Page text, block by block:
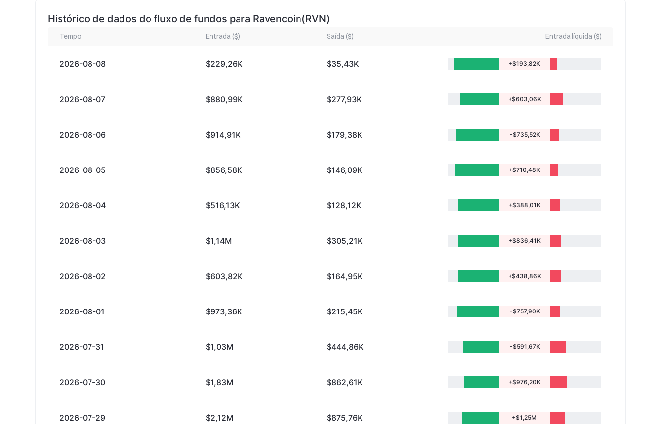
Histórico de dados do fluxo de fundos para Ravencoin(RVN)
Tempo Entrada ($) Saída ($) Entrada líquida ($)
2026-08-08 $229,26K $35,43K +$193,82K
2026-08-07 $880,99K $277,93K +$603,06K
2026-08-06 $914,91K $179,38K +$735,52K
2026-08-05 $856,58K $146,09K +$710,48K
2026-08-04 $516,13K $128,12K +$388,01K
2026-08-03 $1,14M $305,21K +$836,41K
2026-08-02 $603,82K $164,95K +$438,86K
2026-08-01 $973,36K $215,45K +$757,90K
2026-07-31 $1,03M $444,86K +$591,67K
2026-07-30 $1,83M $862,61K +$976,20K
2026-07-29 $2,12M $875,76K +$1,25M